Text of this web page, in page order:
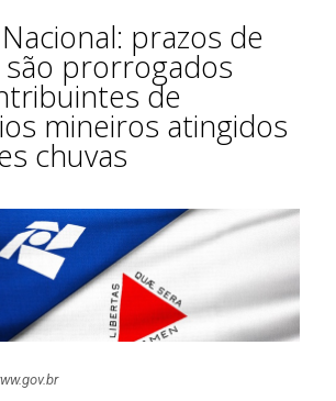
prazos de
prorrogados
de
mineiros atingidos
chuvas